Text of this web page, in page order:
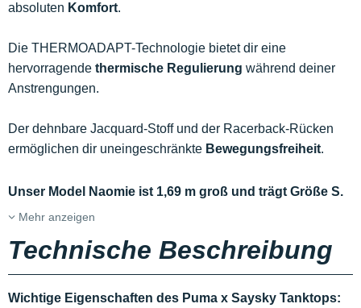
absoluten Komfort.
Die THERMOADAPT-Technologie bietet dir eine
hervorragende thermische Regulierung während deiner
Anstrengungen.
Der dehnbare Jacquard-Stoff und der Racerback-Rücken
ermöglichen dir uneingeschränkte Bewegungsfreiheit.
Unser Model Naomie ist 1,69 m groß und trägt Größe S.
Mehr anzeigen
Technische Beschreibung
Wichtige Eigenschaften des Puma x Saysky Tanktops: